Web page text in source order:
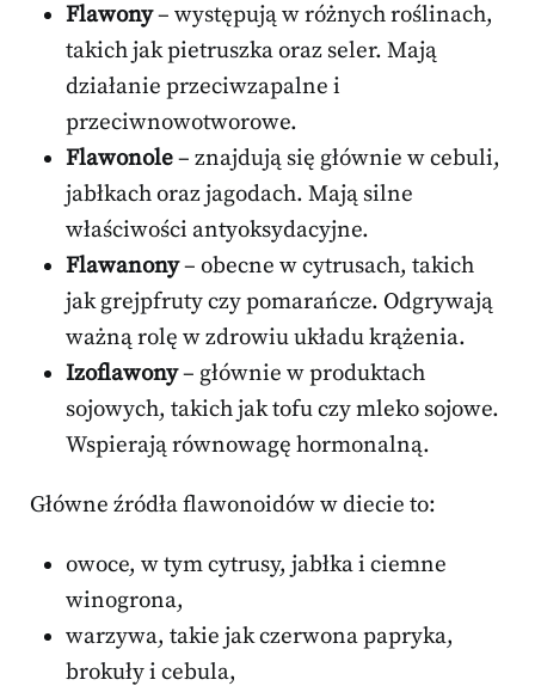
Flawony– występują w różnych roślinach,
takich jak pietruszka oraz seler. Mają
działanie przeciwzapalne i
przeciwnowotworowe.
Flawonole– znajdują się głównie w cebuli,
jabłkach oraz jagodach. Mają silne
właściwości antyoksydacyjne.
Flawanony– obecne w cytrusach, takich
jak grejpfruty czy pomarańcze. Odgrywają
ważną rolę w zdrowiu układu krążenia.
Izoflawony– głównie w produktach
sojowych, takich jak tofu czy mleko sojowe.
Wspierają równowagę hormonalną.
Główne źródła flawonoidów w diecie to:
owoce, w tym cytrusy, jabłka i ciemne
winogrona,
warzywa, takie jak czerwona papryka,
brokuły i cebula,